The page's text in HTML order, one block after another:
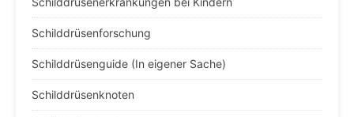
Schilddrüsenforschung
Schilddrüsenguide (In eigener Sache)
Schilddrüsenknoten